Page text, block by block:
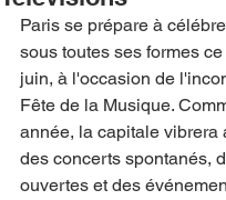
Paris se prépare à
sous toutes ses formes
juin, à l'occasion de
Fête de la Musique.
année, la capitale vibrera
des concerts spontanés,
ouvertes et des